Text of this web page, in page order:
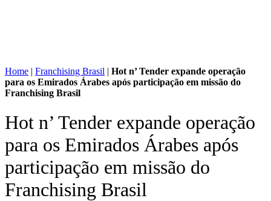
Home | Franchising Brasil | Hot n’ Tender expande operação
para os Emirados Árabes após participação em missão do
Franchising Brasil
Hot n’ Tender expande operação
para os Emirados Árabes após
participação em missão do
Franchising Brasil